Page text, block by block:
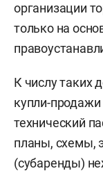
организации
только на
К числу таких
купли-
технический
планы, схемы,
(субаренды)